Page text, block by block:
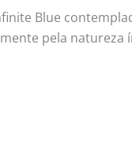
Blue
pela